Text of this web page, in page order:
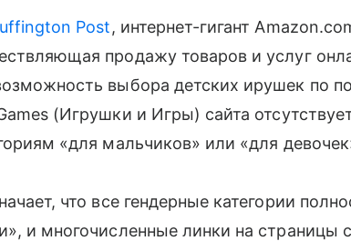
Post, интернет-гигант
продажу товаров и услуг
выбора детских ирушек по
(Игрушки и Игры) сайта
«для мальчиков» или «для
что все гендерные категории
и многочисленные линки на страницы